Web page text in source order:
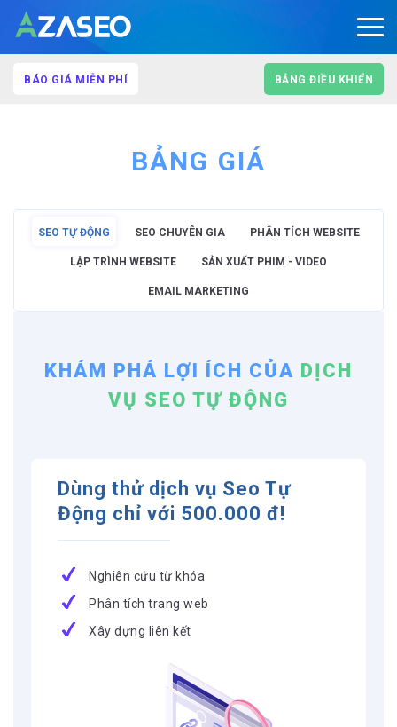
BÁO GIÁ MIỄN PHÍ BẢNG ĐIỀU KHIỂN
BẢNG GIÁ
SEO TỰ ĐỘNG SEO CHUYÊN GIA PHÂN TÍCH WEBSITE
LẬP TRÌNH WEBSITE SẢN XUẤT PHIM - VIDEO
EMAIL MARKETING
KHÁM PHÁ LỢI ÍCH CỦA DỊCH
VỤ SEO TỰ ĐỘNG
Dùng thử dịch vụ Seo Tự
Động chỉ với 500.000 đ!
Nghiên cứu từ khóa
Phân tích trang web
Xây dựng liên kết